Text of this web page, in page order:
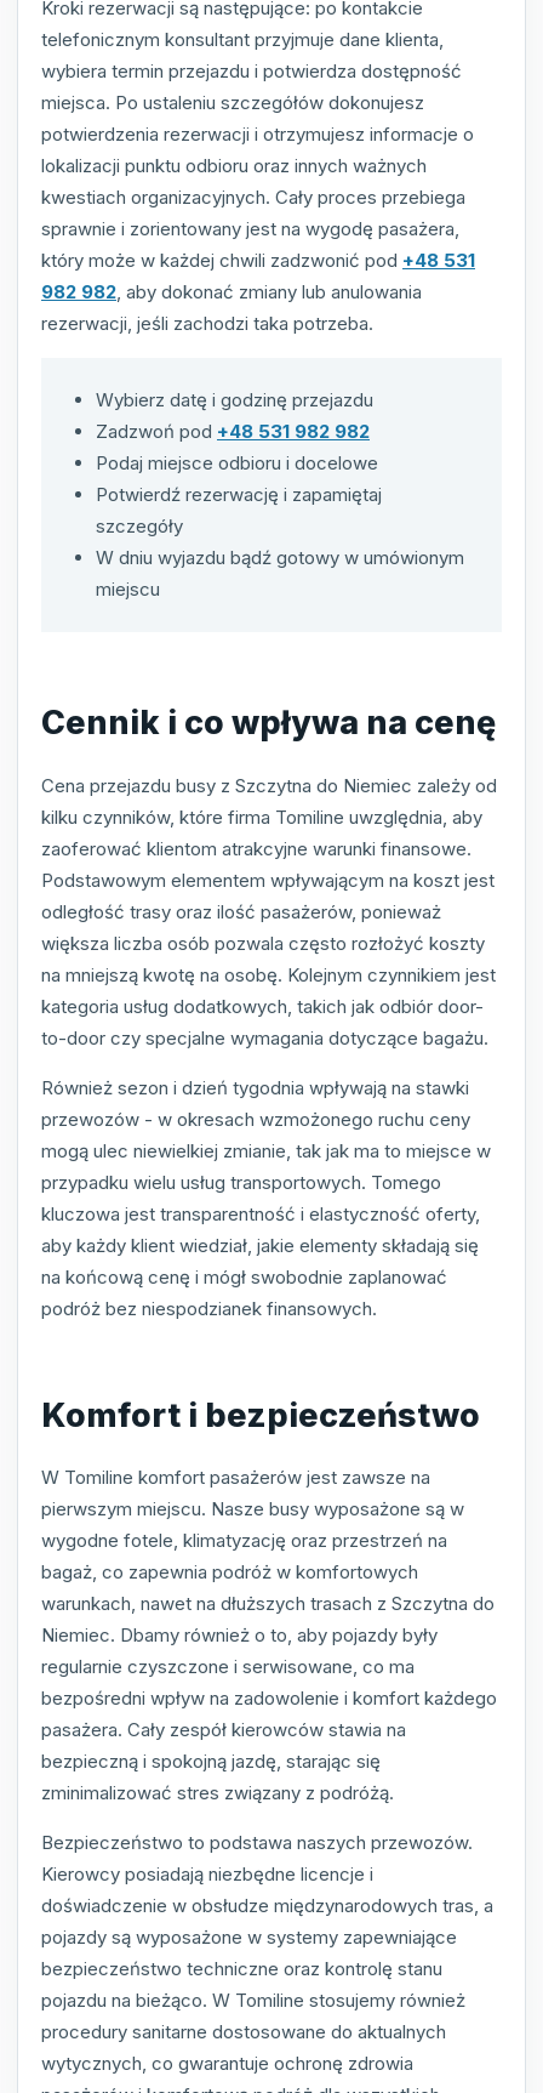
Kroki rezerwacji są następujące: po kontakcie
telefonicznym konsultant przyjmuje dane klienta,
wybiera termin przejazdu i potwierdza dostępność
miejsca. Po ustaleniu szczegółów dokonujesz
potwierdzenia rezerwacji i otrzymujesz informacje o
lokalizacji punktu odbioru oraz innych ważnych
kwestiach organizacyjnych. Cały proces przebiega
sprawnie i zorientowany jest na wygodę pasażera,
który może w każdej chwili zadzwonić pod +48 531
982 982 , aby dokonać zmiany lub anulowania
rezerwacji, jeśli zachodzi taka potrzeba.
Wybierz datę i godzinę przejazdu
Zadzwoń pod +48 531 982 982
Podaj miejsce odbioru i docelowe
Potwierdź rezerwację i zapamiętaj
szczegóły
W dniu wyjazdu bądź gotowy w umówionym
miejscu
Cennik i co wpływa na cenę
Cena przejazdu busy z Szczytna do Niemiec zależy od
kilku czynników, które firma Tomiline uwzględnia, aby
zaoferować klientom atrakcyjne warunki finansowe.
Podstawowym elementem wpływającym na koszt jest
odległość trasy oraz ilość pasażerów, ponieważ
większa liczba osób pozwala często rozłożyć koszty
na mniejszą kwotę na osobę. Kolejnym czynnikiem jest
kategoria usług dodatkowych, takich jak odbiór door-
to-door czy specjalne wymagania dotyczące bagażu.
Również sezon i dzień tygodnia wpływają na stawki
przewozów - w okresach wzmożonego ruchu ceny
mogą ulec niewielkiej zmianie, tak jak ma to miejsce w
przypadku wielu usług transportowych. Tomego
kluczowa jest transparentność i elastyczność oferty,
aby każdy klient wiedział, jakie elementy składają się
na końcową cenę i mógł swobodnie zaplanować
podróż bez niespodzianek finansowych.
Komfort i bezpieczeństwo
W Tomiline komfort pasażerów jest zawsze na
pierwszym miejscu. Nasze busy wyposażone są w
wygodne fotele, klimatyzację oraz przestrzeń na
bagaż, co zapewnia podróż w komfortowych
warunkach, nawet na dłuższych trasach z Szczytna do
Niemiec. Dbamy również o to, aby pojazdy były
regularnie czyszczone i serwisowane, co ma
bezpośredni wpływ na zadowolenie i komfort każdego
pasażera. Cały zespół kierowców stawia na
bezpieczną i spokojną jazdę, starając się
zminimalizować stres związany z podróżą.
Bezpieczeństwo to podstawa naszych przewozów.
Kierowcy posiadają niezbędne licencje i
doświadczenie w obsłudze międzynarodowych tras, a
pojazdy są wyposażone w systemy zapewniające
bezpieczeństwo techniczne oraz kontrolę stanu
pojazdu na bieżąco. W Tomiline stosujemy również
procedury sanitarne dostosowane do aktualnych
wytycznych, co gwarantuje ochronę zdrowia